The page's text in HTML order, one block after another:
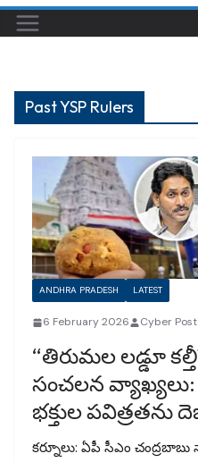
Past YSP Rulers
ANDHRA PRADESH LATEST
6 February 2026 Cyber Post
“తిరుమల లడ్డూ
సంచలన
భక్తుల
కర్నూలు: ఏపీ సీఎం